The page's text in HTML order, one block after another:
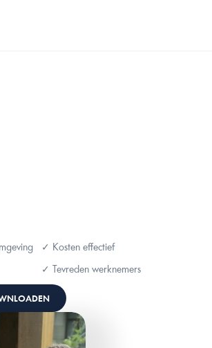
✓ Kosten effectief
✓ Tevreden werknemers